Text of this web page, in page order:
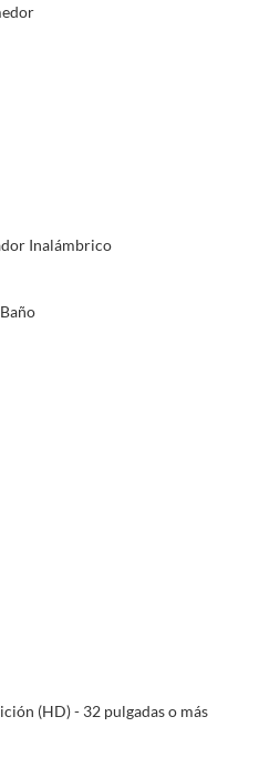
Inalámbrico
(HD) - 32 pulgadas o más